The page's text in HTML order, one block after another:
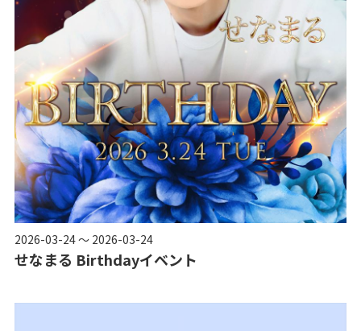
2026-03-24 ～ 2026-03-24
せなまる Birthdayイベント